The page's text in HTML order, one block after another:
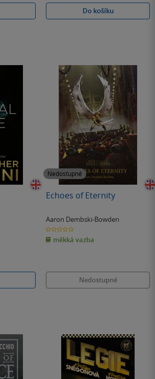
Do košíku
Nedostupné
Echoes of Eternity
Aaron Dembski-Bowden
0.0
z
5
hvězdiček
měkká vazba
Nedostupné